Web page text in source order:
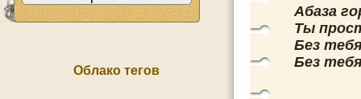
Облако тегов
Абаза
Ты
Без
Без